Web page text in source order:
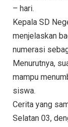
– hari.
Kepala SD
menjelaskan
numerasi
Menurutnya,
mampu
siswa.
Cerita yang
Selatan 03,